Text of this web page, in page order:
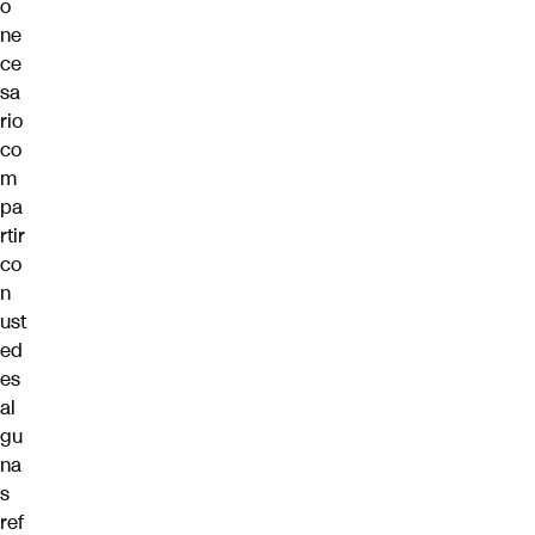
o
ne
ce
sa
rio
co
m
pa
rtir
co
n
ust
ed
es
al
gu
na
s
ref